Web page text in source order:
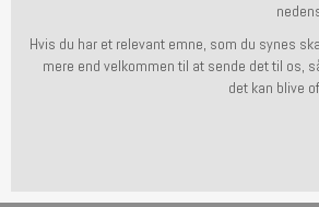
Hvis du har et relevant emne, som du synes
mere end velkommen til at sende det til os,
det kan blive